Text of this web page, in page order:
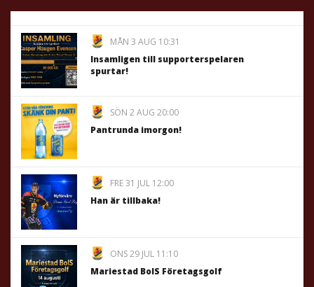
MÅN 3 AUG 10:31
Insamligen till supporterspelaren
spurtar!
SÖN 2 AUG 20:00
Pantrunda imorgon!
FRE 31 JUL 12:00
Han är tillbaka!
ONS 29 JUL 11:10
Mariestad BoIS Företagsgolf